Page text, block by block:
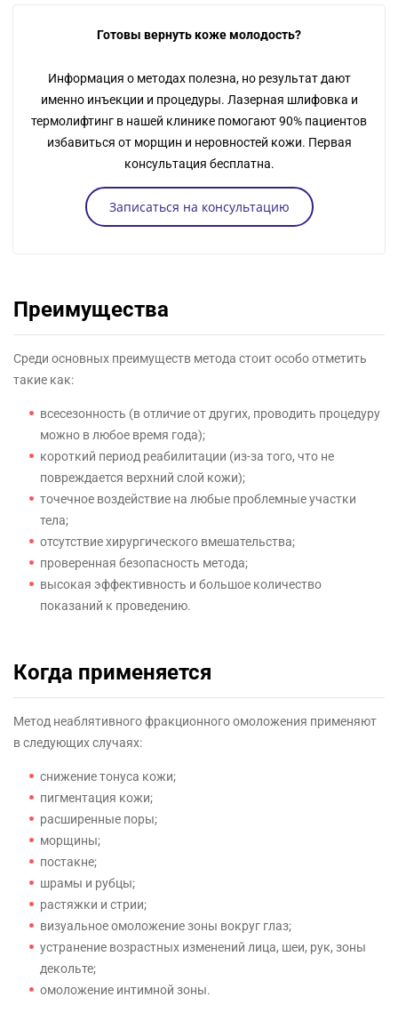
Готовы вернуть коже молодость?
Информация о методах полезна, но результат дают
именно инъекции и процедуры. Лазерная шлифовка и
термолифтинг в нашей клинике помогают 90% пациентов
избавиться от морщин и неровностей кожи. Первая
консультация бесплатна.
Записаться на консультацию
Преимущества
Среди основных преимуществ метода стоит особо отметить
такие как:
всесезонность (в отличие от других, проводить процедуру
можно в любое время года);
короткий период реабилитации (из-за того, что не
повреждается верхний слой кожи);
точечное воздействие на любые проблемные участки
тела;
отсутствие хирургического вмешательства;
проверенная безопасность метода;
высокая эффективность и большое количество
показаний к проведению.
Когда применяется
Метод неаблятивного фракционного омоложения применяют
в следующих случаях:
снижение тонуса кожи;
пигментация кожи;
расширенные поры;
морщины;
постакне;
шрамы и рубцы;
растяжки и стрии;
визуальное омоложение зоны вокруг глаз;
устранение возрастных изменений лица, шеи, рук, зоны
декольте;
омоложение интимной зоны.